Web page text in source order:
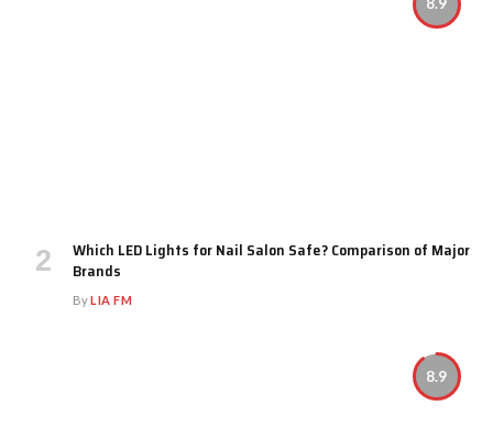
Which LED Lights for Nail Salon Safe? Comparison of Major
Brands
ByLIA FM
8.9